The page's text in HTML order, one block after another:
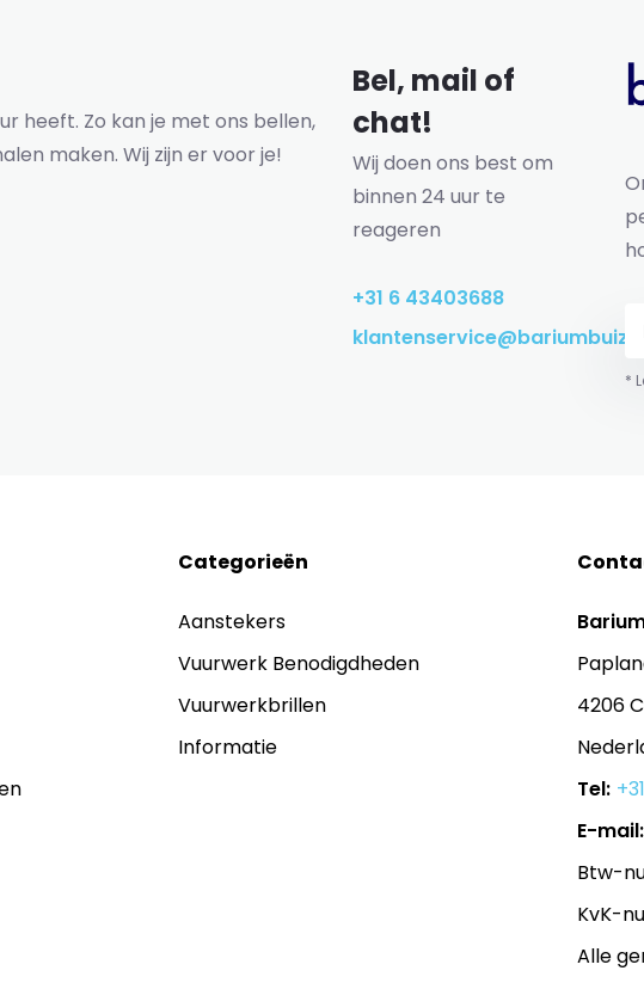
heeft. Zo kan je met ons bellen,
maken. Wij zijn er voor je!
Bel, mail of
chat!
Wij doen ons best om
binnen 24 uur te
reageren
+31 6 43403688
*
Categorieën
Aanstekers
Vuurwerk Benodigdheden
Vuurwerkbrillen
Informatie
4206
Tel:
E-mail:
Btw-
KvK-
Alle